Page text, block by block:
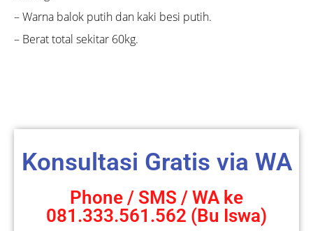
– Warna balok putih dan kaki besi putih.
– Berat total sekitar 60kg.
Konsultasi Gratis via WA
Phone / SMS / WA ke
081.333.561.562 (Bu Iswa)